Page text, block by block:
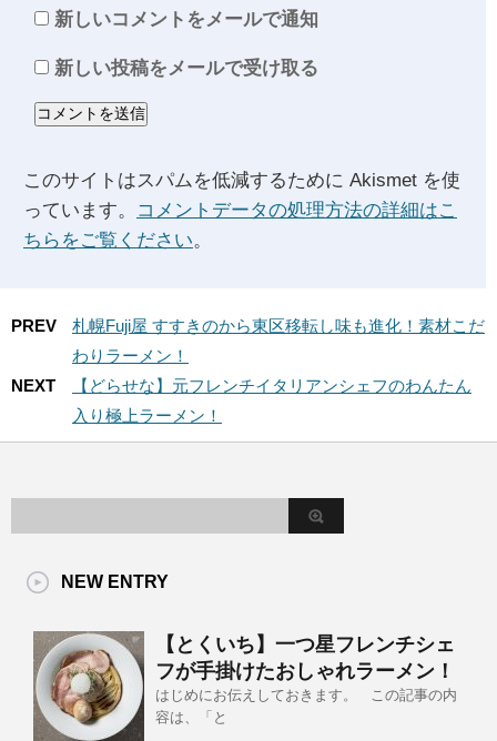
新しいコメントをメールで通知
新しい投稿をメールで受け取る
このサイトはスパムを低減するために Akismet を使
っています。
コメントデータの処理方法の詳細はこ
ちらをご覧ください。
PREV
札幌Fuji屋 すすきのから東区移転し味も進化！素材こだ
わりラーメン！
NEXT
【どらせな】元フレンチイタリアンシェフのわんたん
入り極上ラーメン！
NEW ENTRY
【とくいち】一つ星フレンチシェ
フが手掛けたおしゃれラーメン！
はじめにお伝えしておきます。 この記事の内
容は、「と